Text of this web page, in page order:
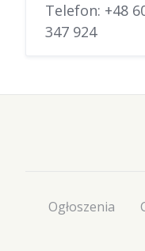
Telefon: +48
347 924
Ogłoszenia